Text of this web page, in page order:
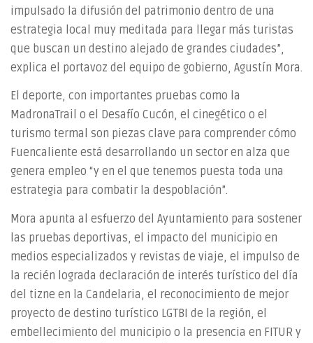
impulsado la difusión del patrimonio dentro de una
estrategia local muy meditada para llegar más turistas
que buscan un destino alejado de grandes ciudades”,
explica el portavoz del equipo de gobierno, Agustín Mora.
El deporte, con importantes pruebas como la
MadronaTrail o el Desafío Cucón, el cinegético o el
turismo termal son piezas clave para comprender cómo
Fuencaliente está desarrollando un sector en alza que
genera empleo “y en el que tenemos puesta toda una
estrategia para combatir la despoblación”.
Mora apunta al esfuerzo del Ayuntamiento para sostener
las pruebas deportivas, el impacto del municipio en
medios especializados y revistas de viaje, el impulso de
la recién lograda declaración de interés turístico del día
del tizne en la Candelaria, el reconocimiento de mejor
proyecto de destino turístico LGTBI de la región, el
embellecimiento del municipio o la presencia en FITUR y